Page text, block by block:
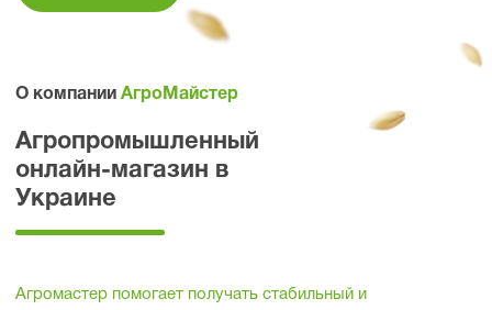
О компании АгроМайстер
Агропромышленный
онлайн-магазин в
Украине
Агромастер помогает получать стабильный и